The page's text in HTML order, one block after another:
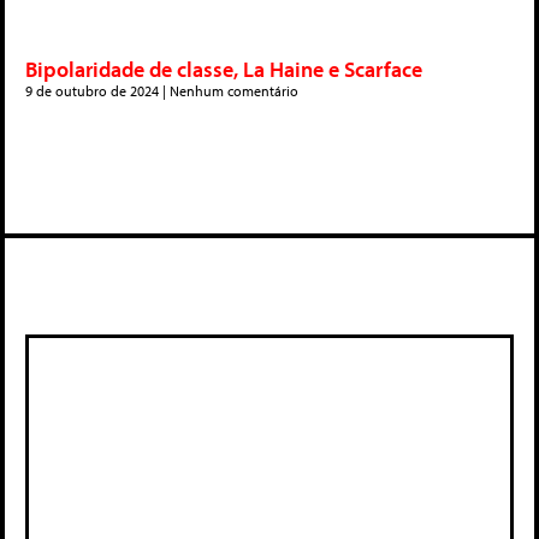
Bipolaridade de classe, La Haine e Scarface
9 de outubro de 2024 Nenhum comentário